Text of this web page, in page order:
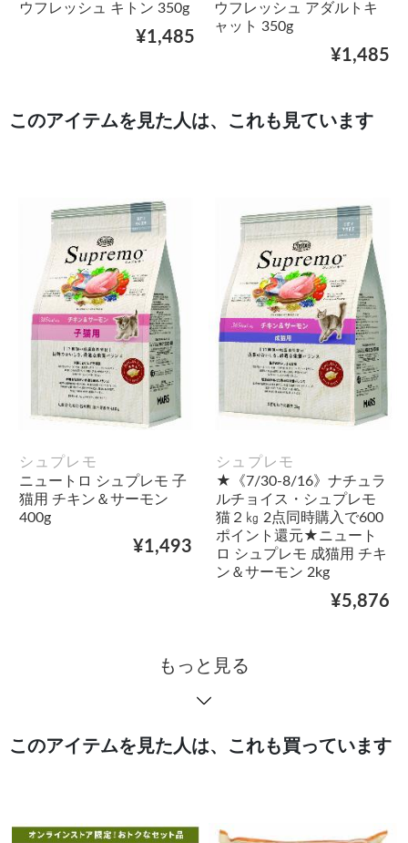
ウフレッシュ キトン 350g
¥1,485
ウフレッシュ アダルトキ
ャット 350g
¥1,485
このアイテムを見た人は、これも見ています
シュプレモ
ニュートロ シュプレモ 子
猫用 チキン＆サーモン
400g
¥1,493
シュプレモ
★《7/30-8/16》ナチュラ
ルチョイス・シュプレモ
猫２㎏ 2点同時購入で600
ポイント還元★ニュート
ロ シュプレモ 成猫用 チキ
ン＆サーモン 2kg
¥5,876
もっと見る
このアイテムを見た人は、これも買っています